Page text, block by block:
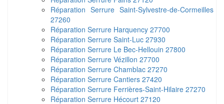
Réparation Serrure Saint-Sylvestre-de-Cormeilles
27260
Réparation Serrure Harquency 27700
Réparation Serrure Saint-Luc 27930
Réparation Serrure Le Bec-Hellouin 27800
Réparation Serrure Vézillon 27700
Réparation Serrure Chamblac 27270
Réparation Serrure Cantiers 27420
Réparation Serrure Ferrières-Saint-Hilaire 27270
Réparation Serrure Hécourt 27120